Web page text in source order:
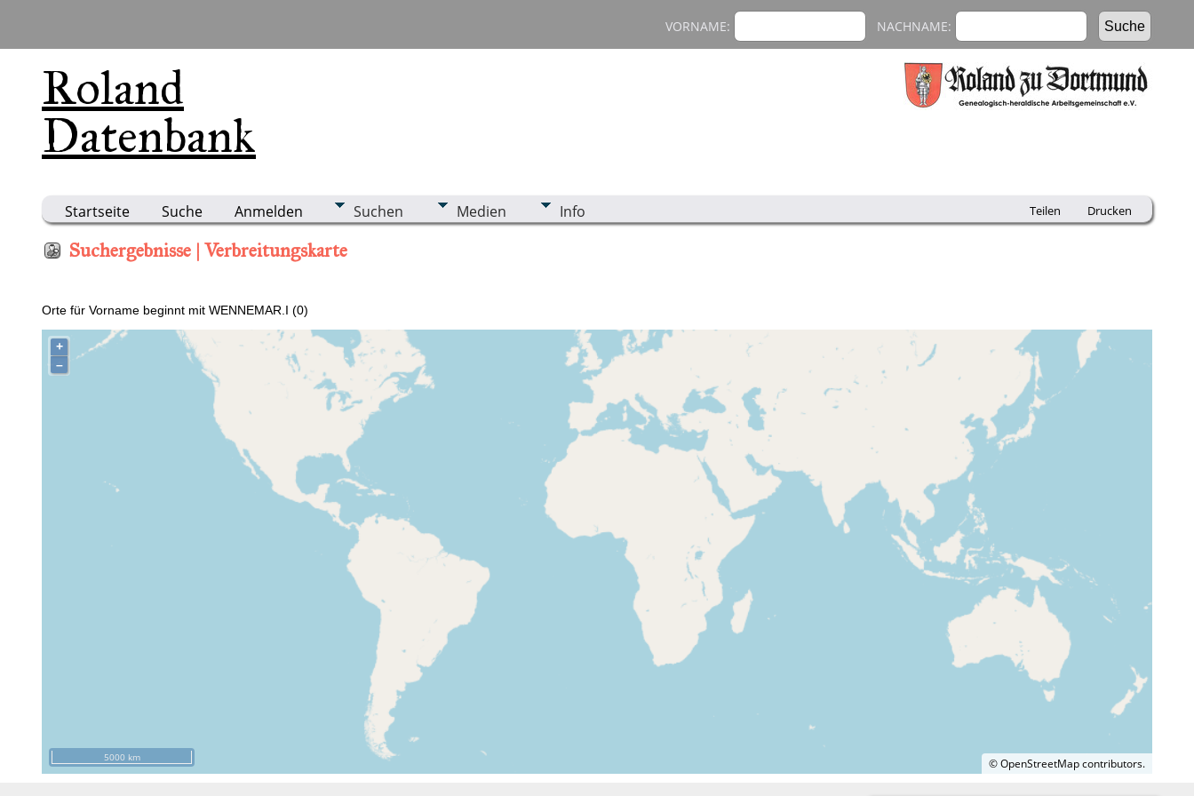
Roland
Datenbank
VORNAME: NACHNAME:
Startseite Suche Anmelden Suchen Medien Info Teilen Drucken
Suchergebnisse | Verbreitungskarte
Orte für Vorname beginnt mit WENNEMAR.I (0)
+
–
©OpenStreetMapcontributors.
5000 km